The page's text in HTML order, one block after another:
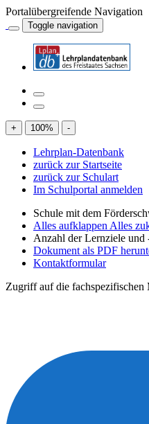
Portalübergreifende Navigation
Toggle navigation
+ 100% -
Lehrplan-Datenbank
zurück zur Startseite
zurück zur Schulart
Im Schulportal anmelden
Schule mit dem
Alles aufklappen Alles
Anzahl der Lernziele und
Dokument als PDF
Kontaktformular
Zugriff auf die fachspezifischen